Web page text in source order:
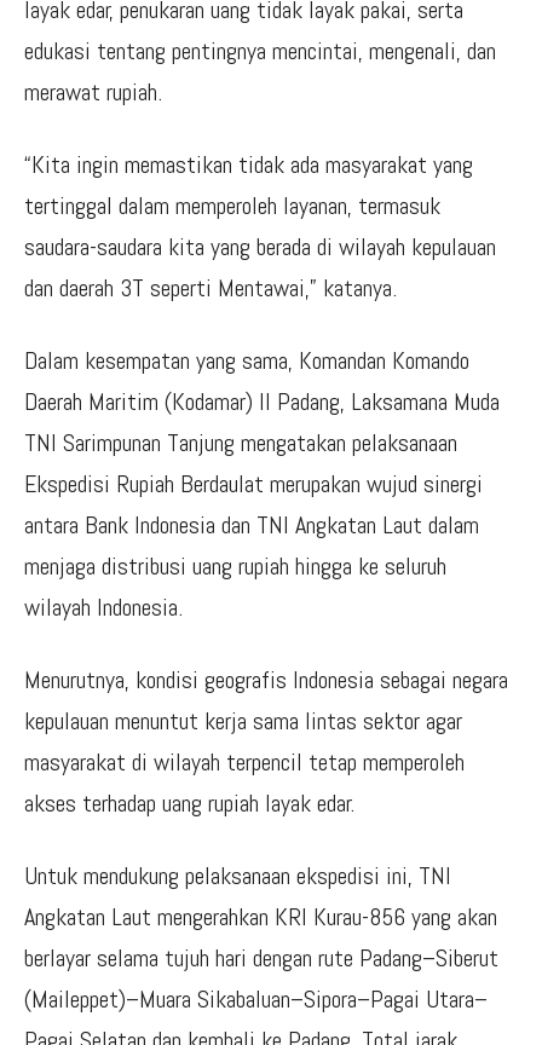
layak edar, penukaran uang tidak layak pakai, serta
edukasi tentang pentingnya mencintai, mengenali, dan
merawat rupiah.
“Kita ingin memastikan tidak ada masyarakat yang
tertinggal dalam memperoleh layanan, termasuk
saudara-saudara kita yang berada di wilayah kepulauan
dan daerah 3T seperti Mentawai,” katanya.
Dalam kesempatan yang sama, Komandan Komando
Daerah Maritim (Kodamar) II Padang, Laksamana Muda
TNI Sarimpunan Tanjung mengatakan pelaksanaan
Ekspedisi Rupiah Berdaulat merupakan wujud sinergi
antara Bank Indonesia dan TNI Angkatan Laut dalam
menjaga distribusi uang rupiah hingga ke seluruh
wilayah Indonesia.
Menurutnya, kondisi geografis Indonesia sebagai negara
kepulauan menuntut kerja sama lintas sektor agar
masyarakat di wilayah terpencil tetap memperoleh
akses terhadap uang rupiah layak edar.
Untuk mendukung pelaksanaan ekspedisi ini, TNI
Angkatan Laut mengerahkan KRI Kurau-856 yang akan
berlayar selama tujuh hari dengan rute Padang–Siberut
(Maileppet)–Muara Sikabaluan–Sipora–Pagai Utara–